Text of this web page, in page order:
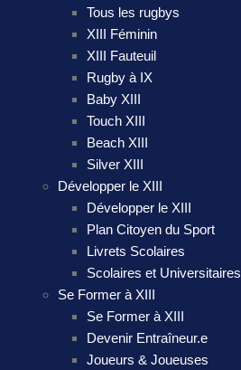
Tous les rugbys
XIII Féminin
XIII Fauteuil
Rugby à IX
Baby XIII
Touch XIII
Beach XIII
Silver XIII
Développer le XIII
Développer le XIII
Plan Citoyen du Sport
Livrets Scolaires
Scolaires et Universitaires
Se Former à XIII
Se Former à XIII
Devenir Entraîneur.e
Joueurs & Joueuses